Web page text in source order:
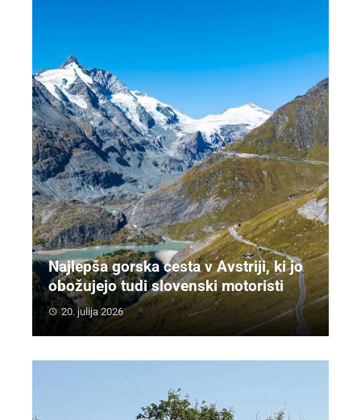
Najlepša gorska cesta v Avstriji, ki jo
obožujejo tudi slovenski motoristi
20. julija 2026